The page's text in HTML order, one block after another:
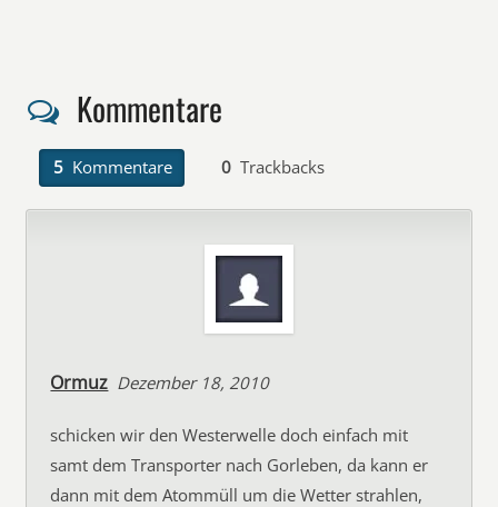
Kommentare
5 Kommentare 0 Trackbacks
Ormuz Dezember 18, 2010
schicken wir den Westerwelle doch einfach mit
samt dem Transporter nach Gorleben, da kann er
dann mit dem Atommüll um die Wetter strahlen,